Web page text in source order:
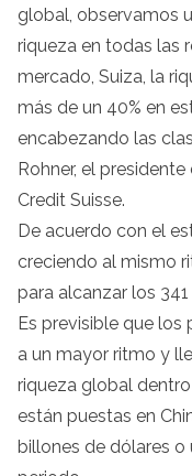
global, observamos
riqueza en todas las
mercado, Suiza, la
más de un 40% en
encabezando las
Rohner, el
Credit Suisse.
De acuerdo con el
creciendo al mismo
para alcanzar los
Es previsible que los
a un mayor ritmo y
riqueza global
están puestas en
billones de dólares o